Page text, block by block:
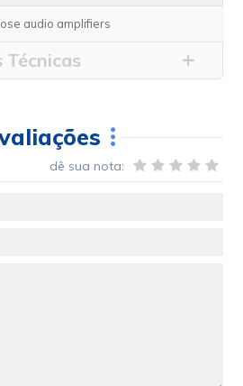
audio amplifiers
Técnicas
dê sua nota: